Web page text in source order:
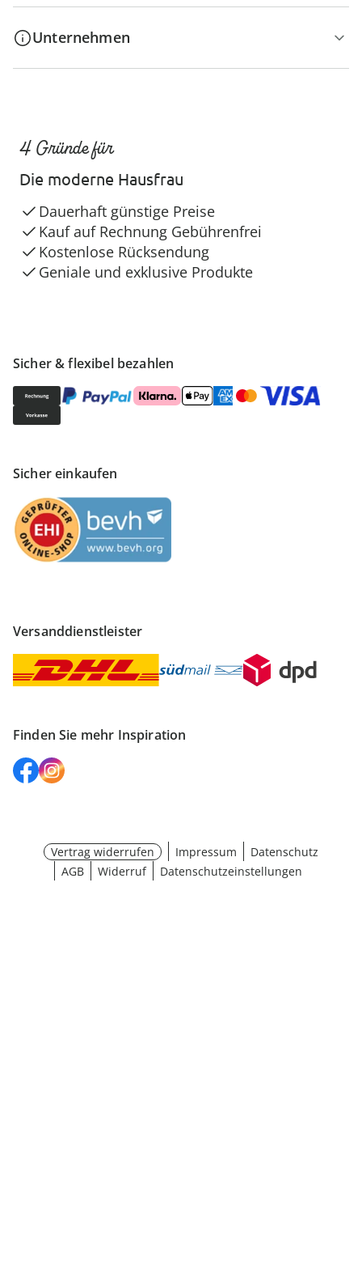
Unternehmen
Sicher & flexibel bezahlen
Sicher einkaufen
Versanddienstleister
Finden Sie mehr Inspiration
4 Gründe für
Die moderne Hausfrau
Dauerhaft günstige Preise
Kauf auf Rechnung Gebührenfrei
Kostenlose Rücksendung
Geniale und exklusive Produkte
Vertrag widerrufen Impressum
Datenschutz
AGB
Widerruf Datenschutzeinstellungen